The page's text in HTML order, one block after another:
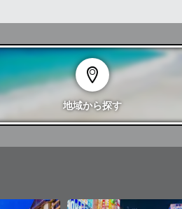
地域から探す